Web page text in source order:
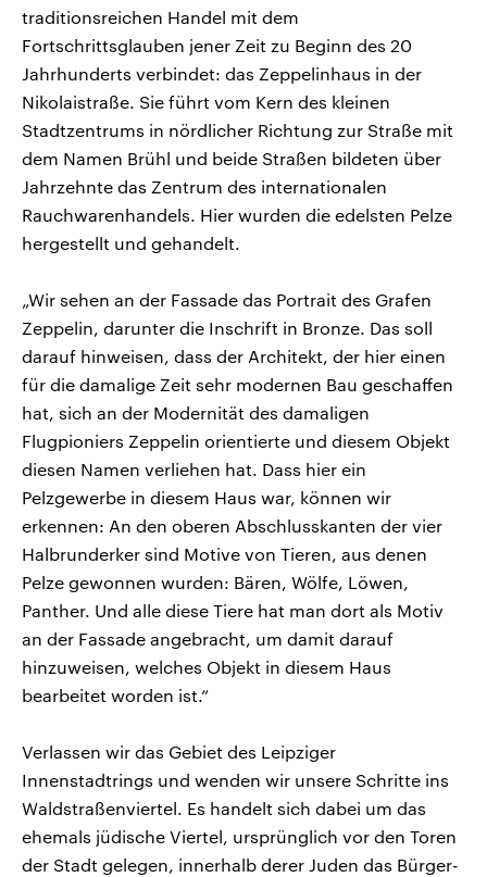
traditionsreichen Handel mit dem
Fortschrittsglauben jener Zeit zu Beginn des 20
Jahrhunderts verbindet: das Zeppelinhaus in der
Nikolaistraße. Sie führt vom Kern des kleinen
Stadtzentrums in nördlicher Richtung zur Straße mit
dem Namen Brühl und beide Straßen bildeten über
Jahrzehnte das Zentrum des internationalen
Rauchwarenhandels. Hier wurden die edelsten Pelze
hergestellt und gehandelt.
„Wir sehen an der Fassade das Portrait des Grafen
Zeppelin, darunter die Inschrift in Bronze. Das soll
darauf hinweisen, dass der Architekt, der hier einen
für die damalige Zeit sehr modernen Bau geschaffen
hat, sich an der Modernität des damaligen
Flugpioniers Zeppelin orientierte und diesem Objekt
diesen Namen verliehen hat. Dass hier ein
Pelzgewerbe in diesem Haus war, können wir
erkennen: An den oberen Abschlusskanten der vier
Halbrunderker sind Motive von Tieren, aus denen
Pelze gewonnen wurden: Bären, Wölfe, Löwen,
Panther. Und alle diese Tiere hat man dort als Motiv
an der Fassade angebracht, um damit darauf
hinzuweisen, welches Objekt in diesem Haus
bearbeitet worden ist.“
Verlassen wir das Gebiet des Leipziger
Innenstadtrings und wenden wir unsere Schritte ins
Waldstraßenviertel. Es handelt sich dabei um das
ehemals jüdische Viertel, ursprünglich vor den Toren
der Stadt gelegen, innerhalb derer Juden das Bürger-